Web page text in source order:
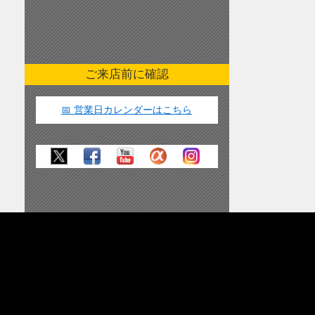
ご来店前に確認
📅 営業日カレンダーはこちら